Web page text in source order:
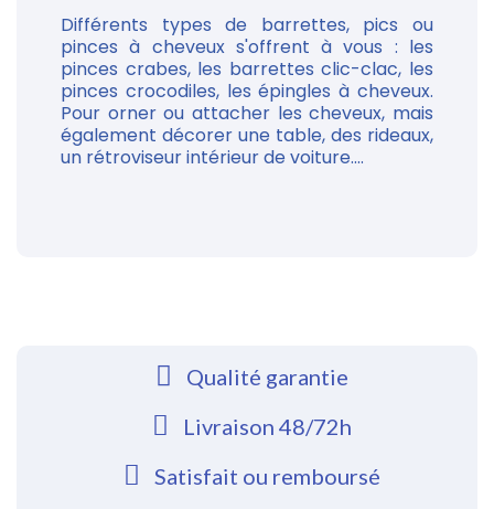
Différents types de barrettes, pics ou
pinces à cheveux s'offrent à vous : les
pinces crabes, les barrettes clic-clac, les
pinces crocodiles, les épingles à cheveux.
Pour orner ou attacher les cheveux, mais
également décorer une table, des rideaux,
un rétroviseur intérieur de voiture....
Qualité garantie
Livraison 48/72h
Satisfait ou remboursé